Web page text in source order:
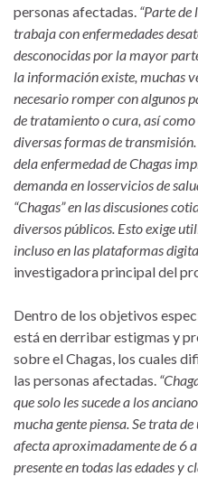
personas afectadas. “Parte
trabaja con enfermedades
desconocidas por la mayor
la información existe, muchas
necesario romper con algunos
de tratamiento o cura, así
diversas formas de
dela enfermedad de Chagas
demanda en losservicios de
“Chagas” en las discusiones
diversos públicos. Esto exige
incluso en las plataformas
investigadora principal del
Dentro de los objetivos
está en derribar estigmas y
sobre el Chagas, los cuales
las personas afectadas.
que solo les sucede a los
mucha gente piensa. Se trata
afecta aproximadamente de 6
presente en todas las edades y